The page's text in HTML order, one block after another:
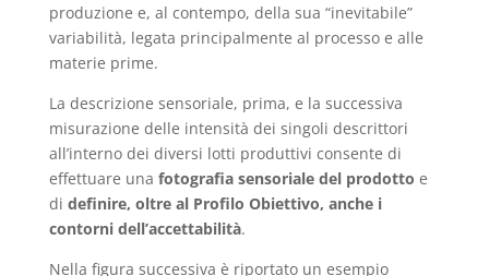
produzione e, al contempo, della sua “inevitabile”
variabilità, legata principalmente al processo e alle
materie prime.
La descrizione sensoriale, prima, e la successiva
misurazione delle intensità dei singoli descrittori
all’interno dei diversi lotti produttivi consente di
effettuare una fotografia sensoriale del prodotto e
di definire, oltre al Profilo Obiettivo, anche i
contorni dell’accettabilità.
Nella figura successiva è riportato un esempio